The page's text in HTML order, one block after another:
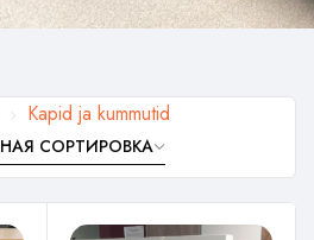
Kapid ja kummutid